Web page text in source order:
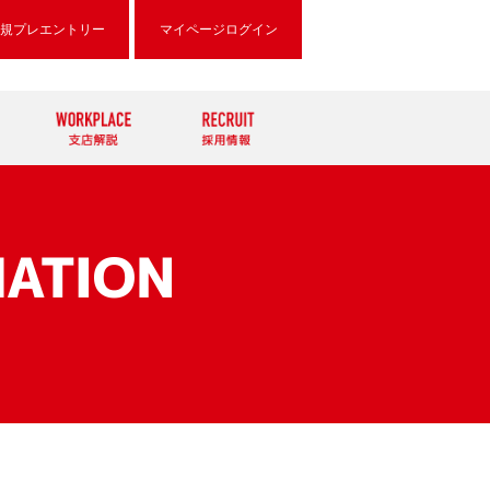
プレエントリー マイページログイン